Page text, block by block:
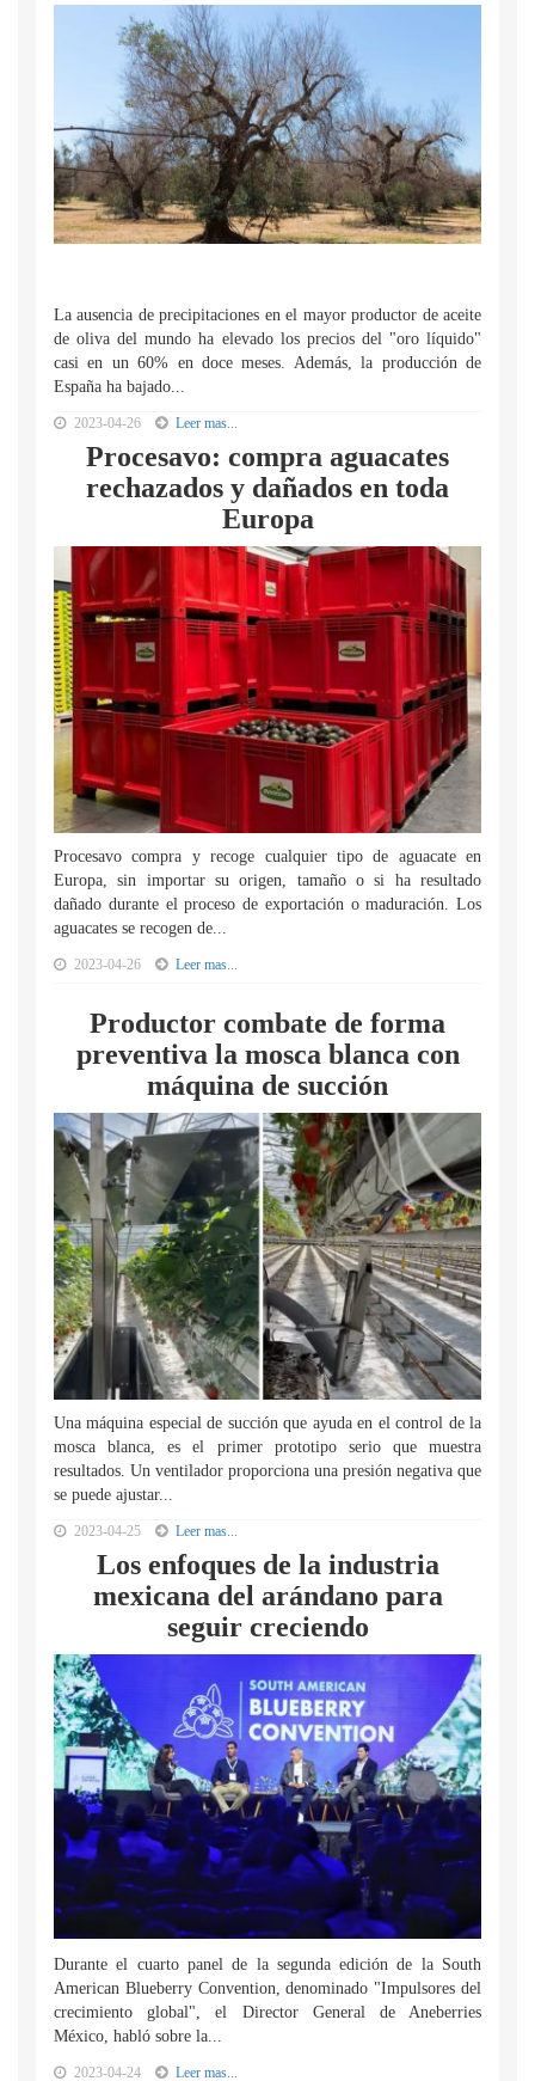
La ausencia de precipitaciones en el mayor productor de aceite
de oliva del mundo ha elevado los precios del "oro líquido"
casi en un 60% en doce meses. Además, la producción de
España ha bajado...
2023-04-26 Leer mas...
Procesavo: compra aguacates
rechazados y dañados en toda
Europa
Procesavo compra y recoge cualquier tipo de aguacate en
Europa, sin importar su origen, tamaño o si ha resultado
dañado durante el proceso de exportación o maduración. Los
aguacates se recogen de...
2023-04-26 Leer mas...
Productor combate de forma
preventiva la mosca blanca con
máquina de succión
Una máquina especial de succión que ayuda en el control de la
mosca blanca, es el primer prototipo serio que muestra
resultados. Un ventilador proporciona una presión negativa que
se puede ajustar...
2023-04-25 Leer mas...
Los enfoques de la industria
mexicana del arándano para
seguir creciendo
Durante el cuarto panel de la segunda edición de la South
American Blueberry Convention, denominado "Impulsores del
crecimiento global", el Director General de Aneberries
México, habló sobre la...
2023-04-24 Leer mas...